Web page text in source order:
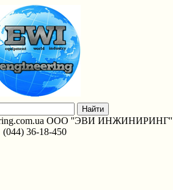
ООО ''ЭВИ ИНЖИНИРИНГ''
(044) 36-18-450